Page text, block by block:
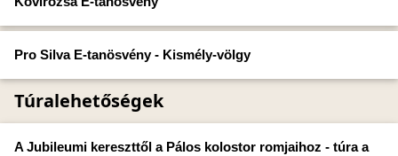
Pro Silva E-tanösvény - Kismély-völgy
Túralehetőségek
A Jubileumi kereszttől a Pálos kolostor romjaihoz - túra a